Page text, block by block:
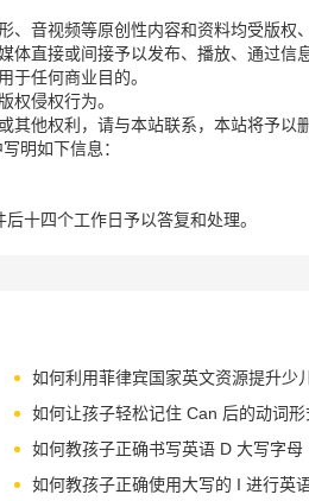
、音视频等原创性内容和资料均受版权
直接或间接予以发布、播放、通过信
于任何商业目的。
权侵权行为。
他权利，请与本站联系，本站将予以
明如下信息：
十四个工作日予以答复和处理。
如何利用菲律宾国家英文资源提升少
如何让孩子轻松记住 Can 后的动词形
如何教孩子正确书写英语 D 大写字母
如何教孩子正确使用大写的 I 进行英